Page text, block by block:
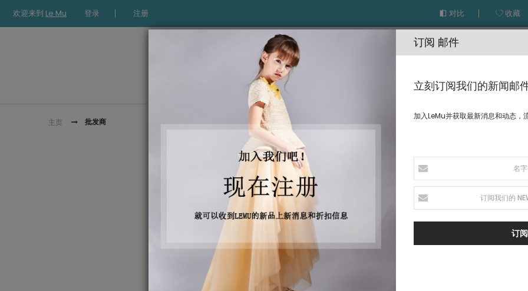
欢迎来到 Le Mu 登录 注册 对比 收藏
主页 批发商
批发商
对不起，请先登录您的批发账户或者提交信息给我们，我们将在72小时内联系您
名字* 邮箱*
公司地址
订阅 邮件
立刻订阅我们的新闻邮
加入LeMu并获取最新消息和动态，
订阅